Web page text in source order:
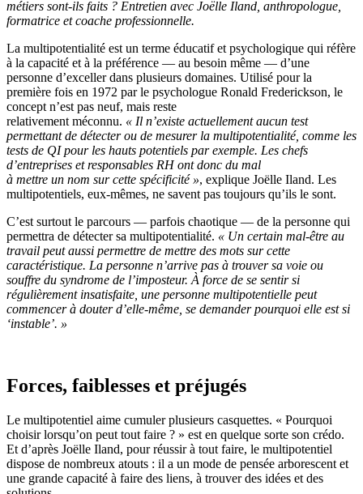
métiers sont-ils faits ? Entretien avec Joëlle Iland, anthropologue,
formatrice et coache professionnelle.
La multipotentialité est un terme éducatif et psychologique qui réfère
à la capacité et à la préférence — au besoin même — d’une
personne d’exceller dans plusieurs domaines. Utilisé pour la
première fois en 1972 par le psychologue Ronald Frederickson, le
concept n’est pas neuf, mais reste
relativement méconnu. « Il n’existe actuellement aucun test
permettant de détecter ou de mesurer la multipotentialité, comme les
tests de QI pour les hauts potentiels par exemple. Les chefs
d’entreprises et responsables RH ont donc du mal
à mettre un nom sur cette spécificité », explique Joëlle Iland. Les
multipotentiels, eux-mêmes, ne savent pas toujours qu’ils le sont.
C’est surtout le parcours — parfois chaotique — de la personne qui
permettra de détecter sa multipotentialité. « Un certain mal-être au
travail peut aussi permettre de mettre des mots sur cette
caractéristique. La personne n’arrive pas à trouver sa voie ou
souffre du syndrome de l’imposteur. À force de se sentir si
régulièrement insatisfaite, une personne multipotentielle peut
commencer à douter d’elle-même, se demander pourquoi elle est si
‘instable’. »
Forces, faiblesses et préjugés
Le multipotentiel aime cumuler plusieurs casquettes. « Pourquoi
choisir lorsqu’on peut tout faire ? » est en quelque sorte son crédo.
Et d’après Joëlle Iland, pour réussir à tout faire, le multipotentiel
dispose de nombreux atouts : il a un mode de pensée arborescent et
une grande capacité à faire des liens, à trouver des idées et des